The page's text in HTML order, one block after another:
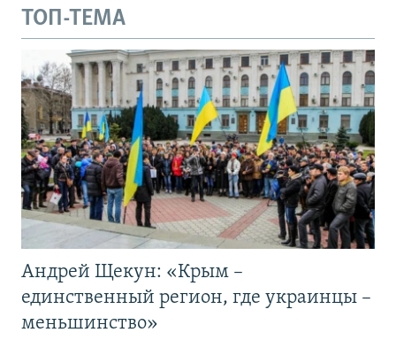
ТОП-ТЕМА
Андрей Щекун: «Крым –
единственный регион, где украинцы –
меньшинство»